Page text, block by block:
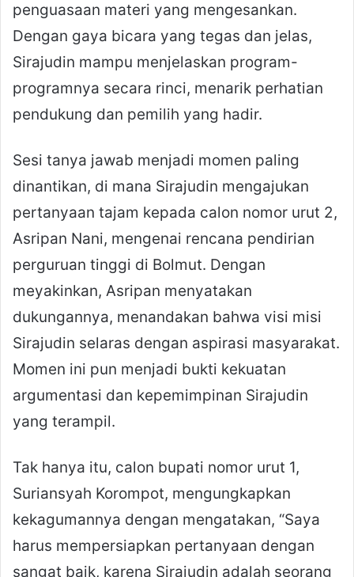
penguasaan materi yang mengesankan.
Dengan gaya bicara yang tegas dan jelas,
Sirajudin mampu menjelaskan program-
programnya secara rinci, menarik perhatian
pendukung dan pemilih yang hadir.
Sesi tanya jawab menjadi momen paling
dinantikan, di mana Sirajudin mengajukan
pertanyaan tajam kepada calon nomor urut 2,
Asripan Nani, mengenai rencana pendirian
perguruan tinggi di Bolmut. Dengan
meyakinkan, Asripan menyatakan
dukungannya, menandakan bahwa visi misi
Sirajudin selaras dengan aspirasi masyarakat.
Momen ini pun menjadi bukti kekuatan
argumentasi dan kepemimpinan Sirajudin
yang terampil.
Tak hanya itu, calon bupati nomor urut 1,
Suriansyah Korompot, mengungkapkan
kekagumannya dengan mengatakan, “Saya
harus mempersiapkan pertanyaan dengan
sangat baik, karena Sirajudin adalah seorang